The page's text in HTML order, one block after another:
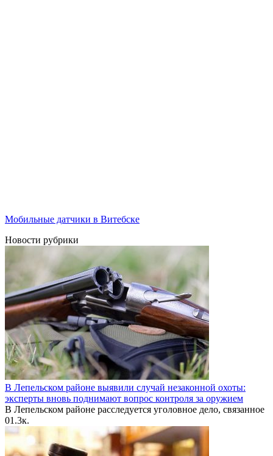
Мобильные датчики в Витебске
Новости рубрики
В Лепельском районе выявили случай незаконной охоты:
эксперты вновь поднимают вопрос контроля за оружием
В Лепельском районе расследуется уголовное дело, связанное
01.3к.